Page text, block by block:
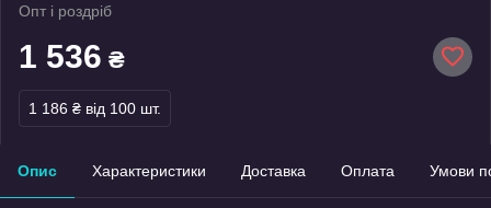
Опт і роздріб
1 536 ₴
1 186 ₴ від 100 шт.
Опис Характеристики Доставка Оплата Умови